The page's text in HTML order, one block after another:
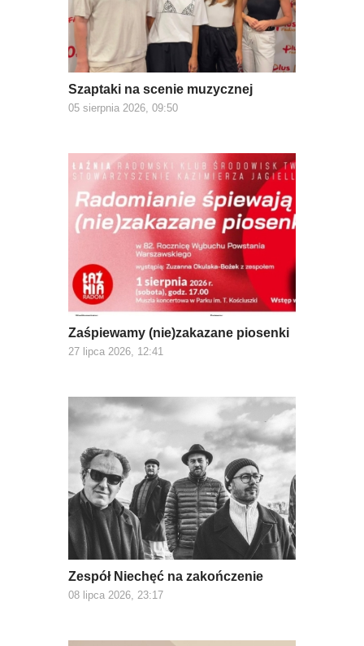
Szaptaki na scenie muzycznej
05 sierpnia 2026, 09:50
Zaśpiewamy (nie)zakazane piosenki
27 lipca 2026, 12:41
Zespół Niechęć na zakończenie
08 lipca 2026, 23:17